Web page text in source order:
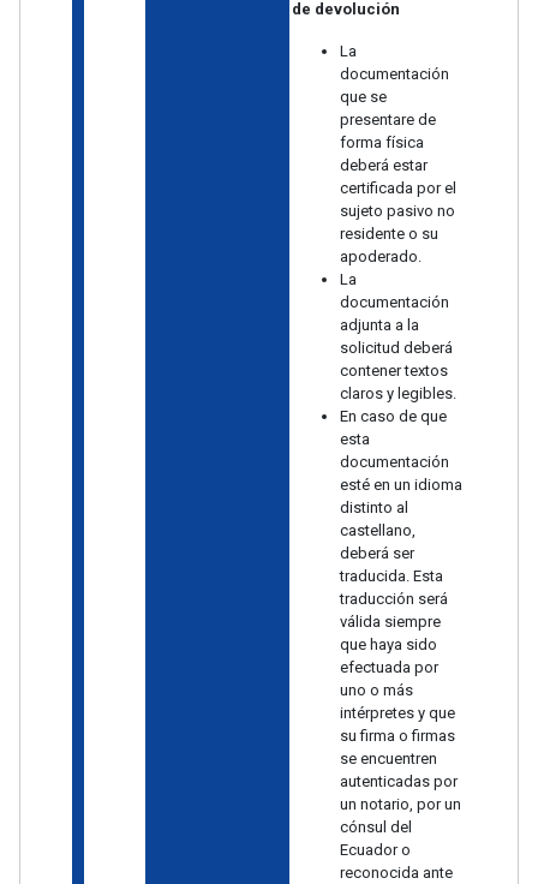
de devolución
La
documentación
que se
presentare de
forma física
deberá estar
certificada por el
sujeto pasivo no
residente o su
apoderado.
La
documentación
adjunta a la
solicitud deberá
contener textos
claros y legibles.
En caso de que
esta
documentación
esté en un idioma
distinto al
castellano,
deberá ser
traducida. Esta
traducción será
válida siempre
que haya sido
efectuada por
uno o más
intérpretes y que
su firma o firmas
se encuentren
autenticadas por
un notario, por un
cónsul del
Ecuador o
reconocida ante